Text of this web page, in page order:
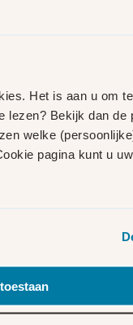
Het is aan u om
lezen? Bekijk dan de
welke
pagina kunt u
vindt u
de
mobiele
van de
of de